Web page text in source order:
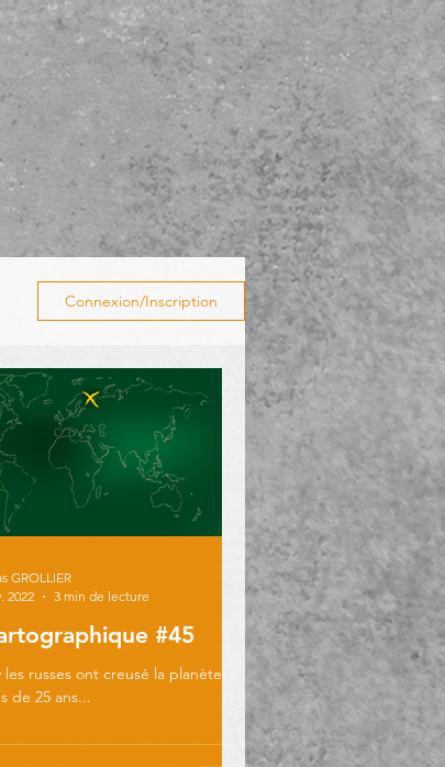
Connexion/Inscription
#45
les russes ont creusé la planète
de 25 ans...
GROLLIER
2022
3 min de lecture